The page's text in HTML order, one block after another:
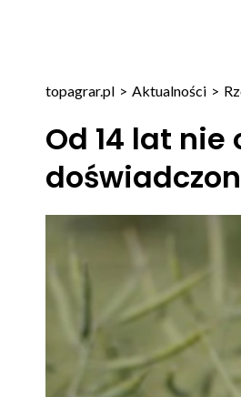
topagrar.pl > Aktualności >
Od 14 lat